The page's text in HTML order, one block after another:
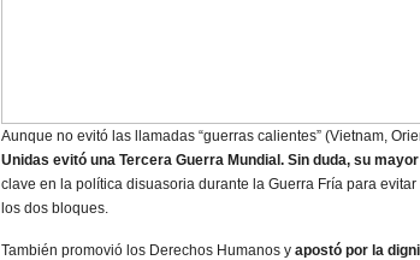
Aunque no evitó las llamadas “guerras calientes” (Vietnam,
Unidas evitó una Tercera Guerra Mundial. Sin duda, su
clave en la política disuasoria durante la Guerra Fría para
los dos bloques.
También promovió los Derechos Humanos y apostó por la